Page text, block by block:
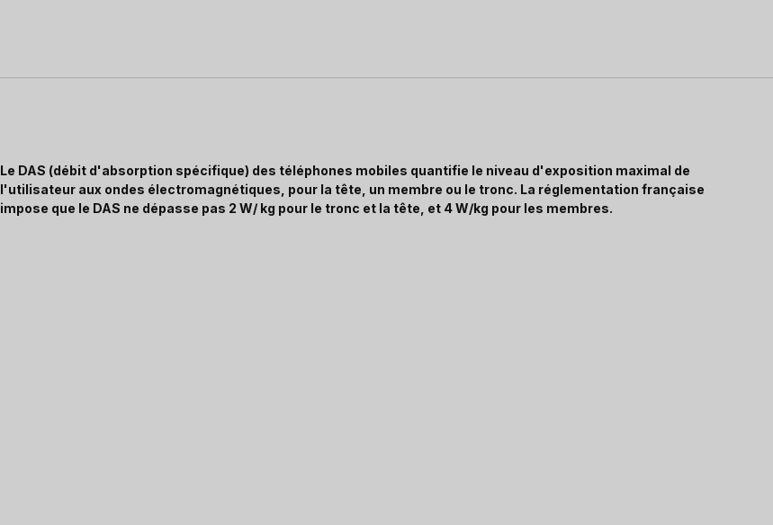
Le DAS (débit d'absorption spécifique) des téléphones mobiles quantifie le niveau d'exposition maximal de
l'utilisateur aux ondes électromagnétiques, pour la tête, un membre ou le tronc. La réglementation française
impose que le DAS ne dépasse pas 2 W/ kg pour le tronc et la tête, et 4 W/kg pour les membres.